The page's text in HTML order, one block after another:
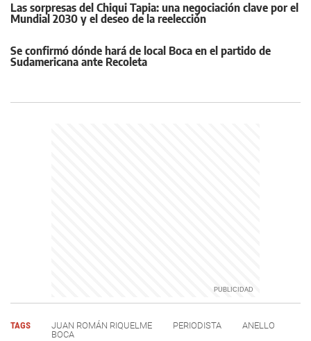
Las sorpresas del Chiqui Tapia: una negociación clave por el
Mundial 2030 y el deseo de la reelección
Se confirmó dónde hará de local Boca en el partido de
Sudamericana ante Recoleta
TAGS JUAN ROMÁN RIQUELME PERIODISTA
ANELLO
BOCA